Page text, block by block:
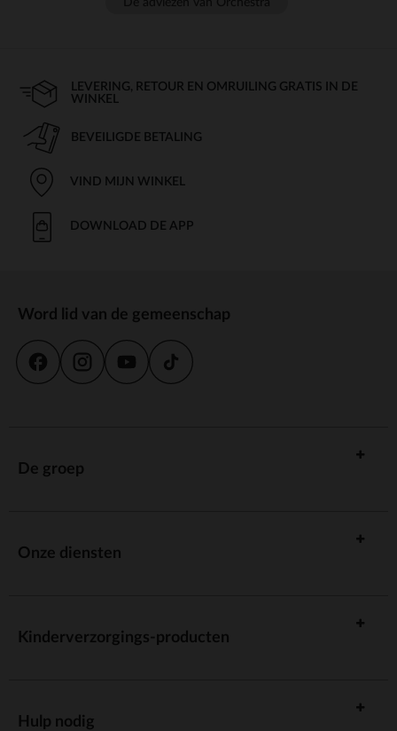
LEVERING, RETOUR EN OMRUILING GRATIS IN DE
WINKEL
BEVEILIGDE BETALING
VIND MIJN WINKEL
DOWNLOAD DE APP
Word lid van de gemeenschap
De groep
Onze diensten
Kinderverzorgings-producten
Hulp nodig